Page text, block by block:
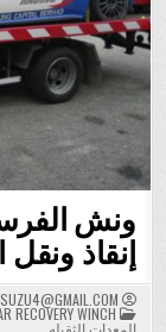
إنقاذ
POSTED
IN
RECOVERY WINCH